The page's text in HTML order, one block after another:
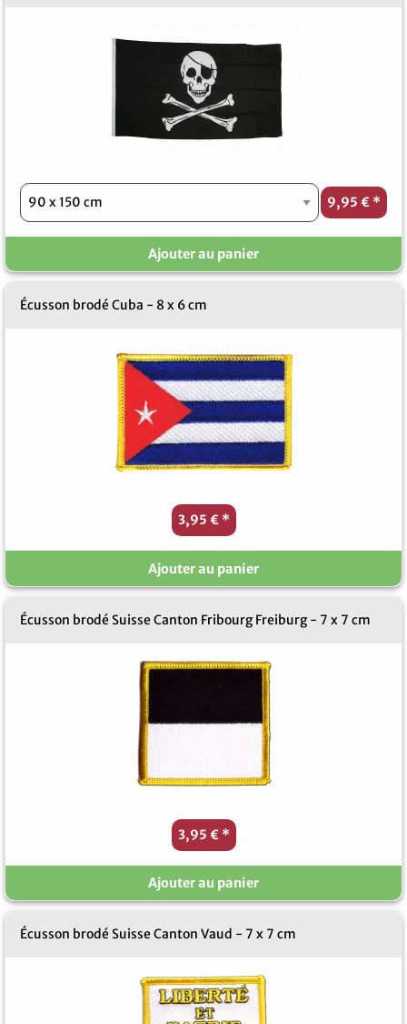
9,95 € *
Ajouter au panier
Écusson brodé Cuba - 8 x 6 cm
3,95 € *
Ajouter au panier
Écusson brodé Suisse Canton Fribourg Freiburg - 7 x 7 cm
3,95 € *
Ajouter au panier
Écusson brodé Suisse Canton Vaud - 7 x 7 cm